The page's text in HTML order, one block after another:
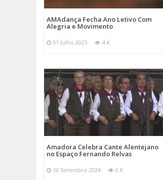
AMAdança Fecha Ano Letivo Com
Alegria e Movimento
01 Julho 2025 4 K
Amadora Celebra Cante Alentejano
no Espaço Fernando Relvas
10 Setembro 2024 0 K